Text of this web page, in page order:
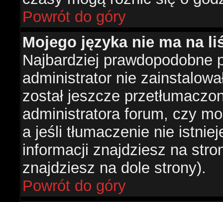
Powrót do góry
Mojego języka nie ma na
Najbardziej prawdopodobne
administrator nie
został jeszcze
administratora forum, czy
a jeśli tłumaczenie nie
informacji znajdziesz na
znajdziesz na dole strony).
Powrót do góry